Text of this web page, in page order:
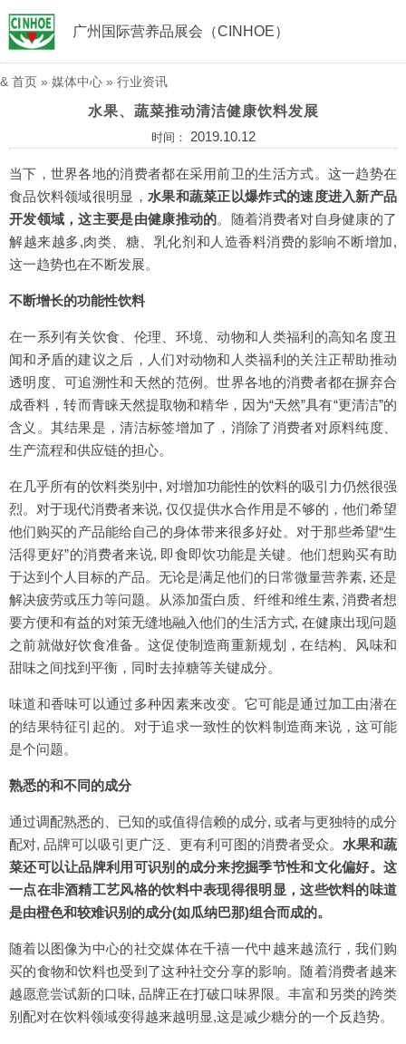
广州国际营养品展会（CINHOE）
& 首页 » 媒体中心 » 行业资讯
水果、蔬菜推动清洁健康饮料发展
时间： 2019.10.12
当下，世界各地的消费者都在采用前卫的生活方式。这一趋势在
食品饮料领域很明显， 水果和蔬菜正以爆炸式的速度进入新产品
开发领域，这主要是由健康推动的。随着消费者对自身健康的了
解越来越多,肉类、糖、乳化剂和人造香料消费的影响不断增加,
这一趋势也在不断发展。
不断增长的功能性饮料
在一系列有关饮食、伦理、环境、动物和人类福利的高知名度丑
闻和矛盾的建议之后，人们对动物和人类福利的关注正帮助推动
透明度、可追溯性和天然的范例。世界各地的消费者都在摒弃合
成香料，转而青睐天然提取物和精华，因为“天然”具有“更清洁”的
含义。其结果是，清洁标签增加了，消除了消费者对原料纯度、
生产流程和供应链的担心。
在几乎所有的饮料类别中, 对增加功能性的饮料的吸引力仍然很强
烈。对于现代消费者来说, 仅仅提供水合作用是不够的，他们希望
他们购买的产品能给自己的身体带来很多好处。对于那些希望“生
活得更好”的消费者来说, 即食即饮功能是关键。他们想购买有助
于达到个人目标的产品。无论是满足他们的日常微量营养素, 还是
解决疲劳或压力等问题。从添加蛋白质、纤维和维生素, 消费者想
要方便和有益的对策无缝地融入他们的生活方式, 在健康出现问题
之前就做好饮食准备。这促使制造商重新规划，在结构、风味和
甜味之间找到平衡，同时去掉糖等关键成分。
味道和香味可以通过多种因素来改变。它可能是通过加工由潜在
的结果特征引起的。对于追求一致性的饮料制造商来说，这可能
是个问题。
熟悉的和不同的成分
通过调配熟悉的、已知的或值得信赖的成分, 或者与更独特的成分
配对, 品牌可以吸引更广泛、更有利可图的消费者受众。 水果和蔬
菜还可以让品牌利用可识别的成分来挖掘季节性和文化偏好。这
一点在非酒精工艺风格的饮料中表现得很明显，这些饮料的味道
是由橙色和较难识别的成分(如瓜纳巴那)组合而成的。
随着以图像为中心的社交媒体在千禧一代中越来越流行，我们购
买的食物和饮料也受到了这种社交分享的影响。随着消费者越来
越愿意尝试新的口味, 品牌正在打破口味界限。丰富和另类的跨类
别配对在饮料领域变得越来越明显,这是减少糖分的一个反趋势。